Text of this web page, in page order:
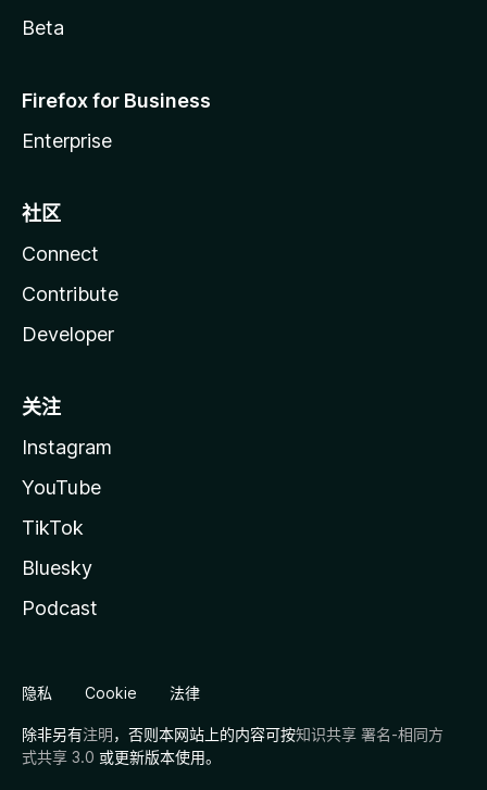
Beta
Firefox for Business
Enterprise
社区
Connect
Contribute
Developer
关注
Instagram
YouTube
TikTok
Bluesky
Podcast
隐私 Cookie 法律
除非另有注明，否则本网站上的内容可按知识共享 署名-相同方
式共享 3.0 或更新版本使用。